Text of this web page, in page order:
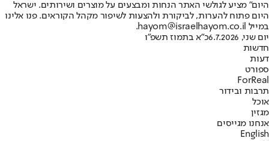
היום" מציע לגולשי האתר הנחות ומבצעים על מוצרים ושירותים. ישראל
היום פתוח להערות, לביקורת ולהצעות לשיפור מקהל הקוראים. פנו אלינו
במייל hayom@israelhayom.co.il.
יום שני, 6.7.2026
כ"א בתמוז תשפ"ו
חדשות
דעות
ספורט
ForReal
תרבות ובידור
אוכל
מגזין
אנחנו מגייסים
English